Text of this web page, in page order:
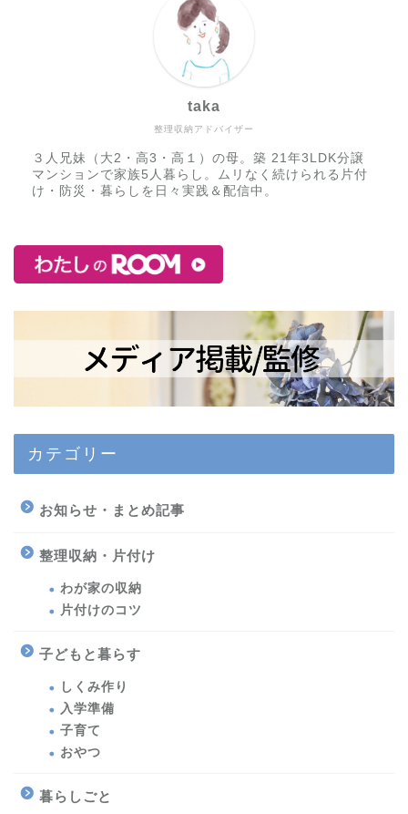
整理収納アドバイザー
taka
３人兄妹（大2・高3・高１）の母。築 21年3LDK分譲
マンションで家族5人暮らし。ムリなく続けられる片付
け・防災・暮らしを日々実践＆配信中。
カテゴリー
お知らせ・まとめ記事
整理収納・片付け
わが家の収納
片付けのコツ
子どもと暮らす
しくみ作り
入学準備
子育て
おやつ
暮らしごと